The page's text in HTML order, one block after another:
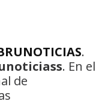
.
. En el
de